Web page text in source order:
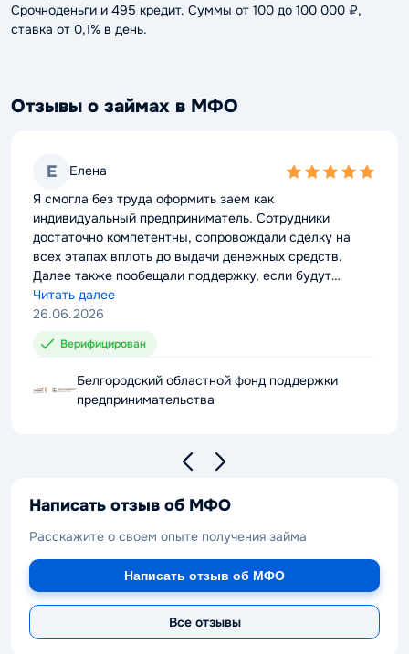
Срочноденьги и 495 кредит. Суммы от 100 до 100 000 ₽,
ставка от 0,1% в день.
Отзывы о займах в МФО
Е Елена
5,0
Я смогла без труда оформить заем как
индивидуальный предприниматель. Сотрудники
достаточно компетентны, сопровождали сделку на
всех этапах вплоть до выдачи денежных средств.
Далее также пообещали поддержку, если будут
проблемы с выплатой долга. Можно смело
рекомендовать компанию к сотрудничеству.
Читать далее
26.06.2026
Верифицирован
Белгородский областной фонд поддержки
предпринимательства
Написать отзыв об МФО
Расскажите о своем опыте получения займа
Написать отзыв об МФО
Все отзывы